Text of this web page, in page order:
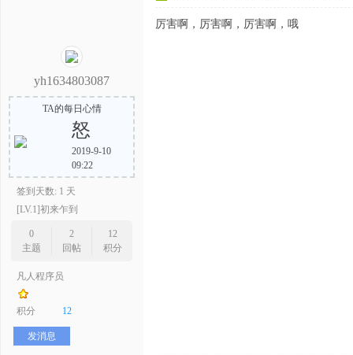
yh1634803087
TA的每日心情
怒
2019-9-10
09:22
签到天数: 1 天
[LV.1]初来乍到
0
主题
2
回帖
12
积分
凡人程序员
积分 12
发消息
厉害啊，厉害啊，厉害啊，哦